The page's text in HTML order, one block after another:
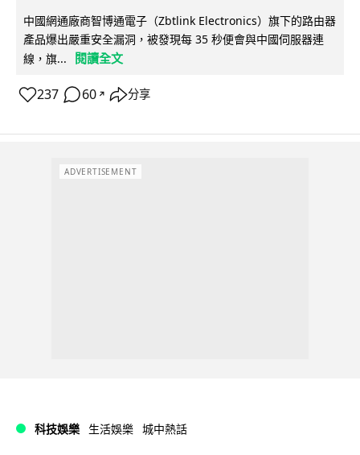
中國網通廠商智博通電子（Zbtlink Electronics）旗下的路由器
產品爆出嚴重安全漏洞，被發現每 35 秒便會與中國伺服器連
線，旗...
閱讀全文
237 60 ↗ 分享
ADVERTISEMENT
科技娛樂 生活娛樂 城中熱話